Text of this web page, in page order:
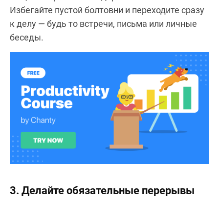
Избегайте пустой болтовни и переходите сразу
к делу — будь то встречи, письма или личные
беседы.
3. Делайте обязательные перерывы